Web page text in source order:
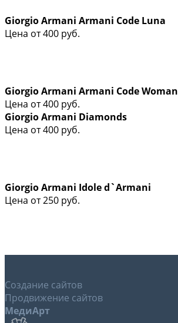
Giorgio Armani Armani Code Luna
Цена от400 руб.
Giorgio Armani Armani Code Woman
Цена от400 руб.
Giorgio Armani Diamonds
Цена от400 руб.
Giorgio Armani Idole d`Armani
Цена от250 руб.
Создание сайтов
Продвижение сайтов
МедиАрт